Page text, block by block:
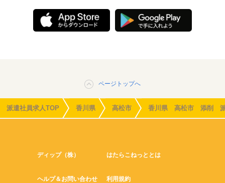
ページトップへ
派遣社員求人TOP 香川県 高松市 香川県 高松市 添削 派
ディップ（株） はたらこねっととは
ヘルプ＆お問い合わせ 利用規約